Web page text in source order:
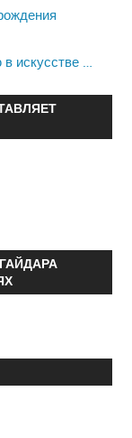
искусстве …